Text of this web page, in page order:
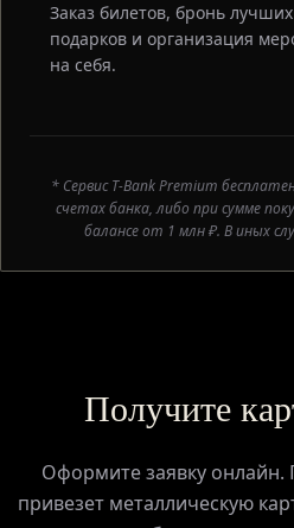
Заказ билетов, бронь
подарков и организация
на себя.
* Сервис T-Bank Premium
счетах банка, либо при сумме
балансе от 1 млн ₽. В иных
Получите
Оформите заявку онлайн.
привезет металлическую